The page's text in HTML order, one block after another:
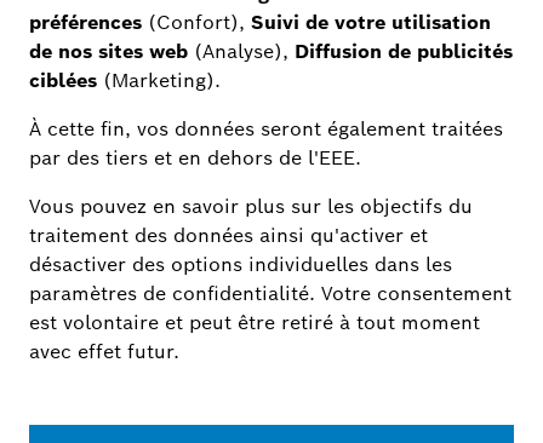
Directive sur la protection des
données de l'application Bosch
Smart Home
En savoir plus